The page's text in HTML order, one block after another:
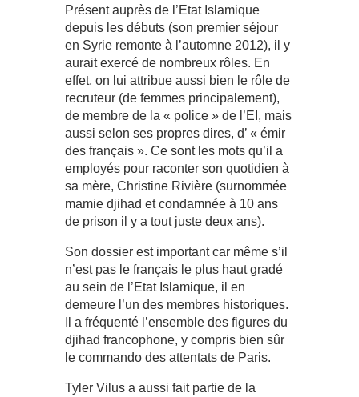
Présent auprès de l’Etat Islamique
depuis les débuts (son premier séjour
en Syrie remonte à l’automne 2012), il y
aurait exercé de nombreux rôles. En
effet, on lui attribue aussi bien le rôle de
recruteur (de femmes principalement),
de membre de la « police » de l’EI, mais
aussi selon ses propres dires, d’ « émir
des français ». Ce sont les mots qu’il a
employés pour raconter son quotidien à
sa mère, Christine Rivière (surnommée
mamie djihad et condamnée à 10 ans
de prison il y a tout juste deux ans).
Son dossier est important car même s’il
n’est pas le français le plus haut gradé
au sein de l’Etat Islamique, il en
demeure l’un des membres historiques.
Il a fréquenté l’ensemble des figures du
djihad francophone, y compris bien sûr
le commando des attentats de Paris.
Tyler Vilus a aussi fait partie de la